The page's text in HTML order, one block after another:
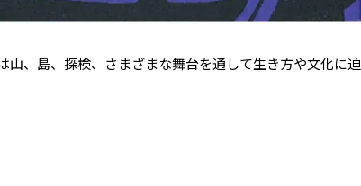
山、島、探検、さまざまな舞台を通して生き方や文化に迫